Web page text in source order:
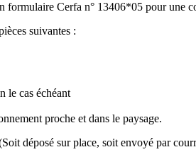
formulaire Cerfa n° 13406*05 pour une
suivantes :
le cas échéant
proche et dans le paysage.
déposé sur place, soit envoyé par